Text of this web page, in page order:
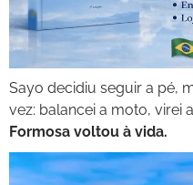
Sayo decidiu seguir a pé,
vez: balancei a moto, virei
Formosa voltou à vida.